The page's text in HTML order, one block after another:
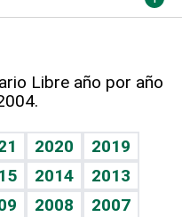
Libre año por año
2020
2019
2014
2013
2008
2007